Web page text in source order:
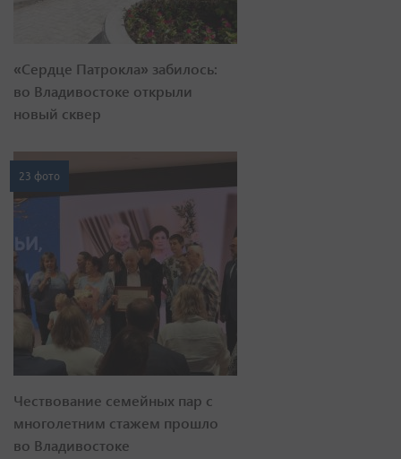
«Сердце Патрокла» забилось:
во Владивостоке открыли
новый сквер
23 фото
Чествование семейных пар с
многолетним стажем прошло
во Владивостоке